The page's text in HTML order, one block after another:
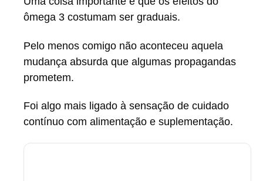
ômega 3 costumam ser graduais.
Pelo menos comigo não aconteceu aquela
mudança absurda que algumas propagandas
prometem.
Foi algo mais ligado à sensação de cuidado
contínuo com alimentação e suplementação.